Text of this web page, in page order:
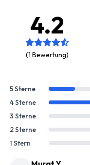
4.2
(1 Bewertung)
5 Sterne
4 Sterne
3 Sterne
2 Sterne
1 Stern